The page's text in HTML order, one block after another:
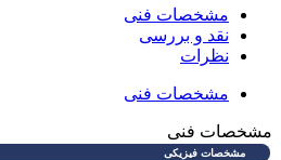
مشخصات فنی
نقد و بررسی
نظرات
مشخصات فنی
فنی
مشخصات فیزیکی